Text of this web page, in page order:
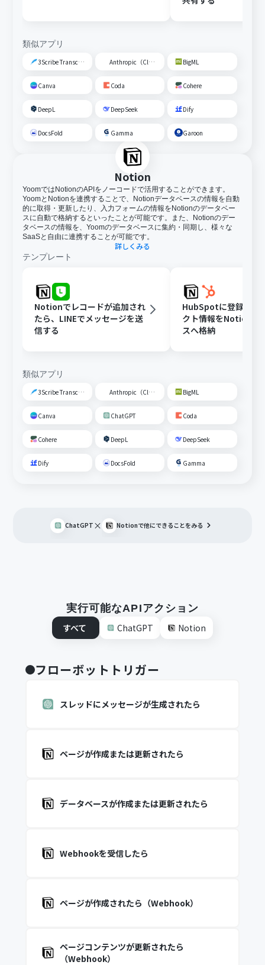
類似アプリ
3Scribe Transcription Anthropic（Claude） BigML
Canva Coda Cohere
DeepL DeepSeek Dify
DocsFold Gamma Garoon
Notion
YoomではNotionのAPIをノーコードで活用することができます。
YoomとNotionを連携することで、Notionデータベースの情報を自動
的に取得・更新したり、入力フォームの情報をNotionのデータベー
スに自動で格納するといったことが可能です。また、Notionのデー
タベースの情報を、Yoomのデータベースに集約・同期し、様々な
SaaSと自由に連携することが可能です。
詳しくみる
テンプレート
Notionでレコードが追加され
たら、LINEでメッセージを送
信する
HubSpotに登録され
クト情報をNotionデ
スへ格納
類似アプリ
3Scribe Transcription Anthropic（Claude） BigML
Canva ChatGPT Coda
Cohere DeepL DeepSeek
Dify DocsFold Gamma
ChatGPT × Notionで他にできることをみる
実行可能なAPIアクション
すべて
ChatGPT Notion
フローボットトリガー
スレッドにメッセージが生成されたら
ページが作成または更新されたら
データベースが作成または更新されたら
Webhookを受信したら
ページが作成されたら（Webhook）
ページコンテンツが更新されたら
（Webhook）